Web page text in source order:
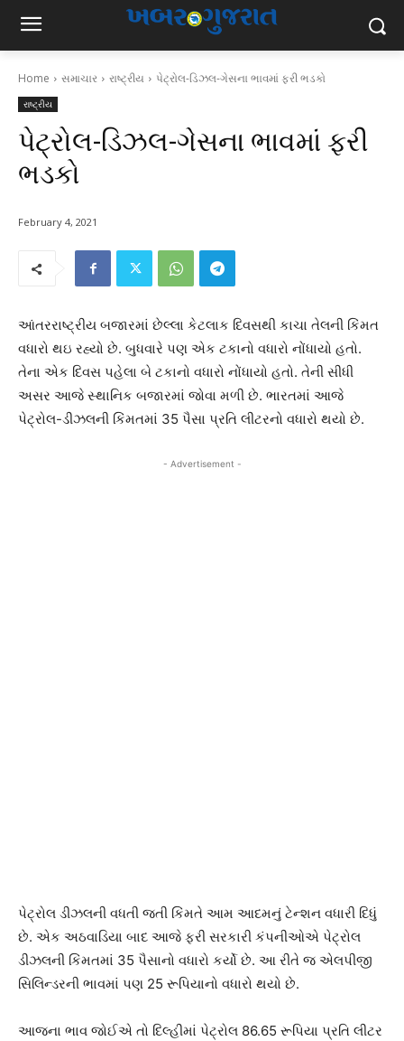
Home સમાચાર રાષ્ટ્રીય પેટ્રોલ-ડિઝલ-ગેસના ભાવમાં ફરી ભડકો
રાષ્ટ્રીય
પેટ્રોલ-ડિઝલ-ગેસના ભાવમાં ફરી
ભડકો
February 4, 2021
આંતરરાષ્ટ્રીય બજારમાં છેલ્લા કેટલાક દિવસથી કાચા તેલની કિંમત
વધારો થઇ રહ્યો છે. બુધવારે પણ એક ટકાનો વધારો નોંધાયો હતો.
તેના એક દિવસ પહેલા બે ટકાનો વધારો નોંધાયો હતો. તેની સીધી
અસર આજે સ્થાનિક બજારમાં જોવા મળી છે. ભારતમાં આજે
પેટ્રોલ-ડીઝલની કિંમતમાં 35 પૈસા પ્રતિ લીટરનો વધારો થયો છે.
- Advertisement -
પેટ્રોલ ડીઝલની વધતી જતી કિંમતે આમ આદમનું ટેન્શન વધારી દિધું
છે. એક અઠવાડિયા બાદ આજે ફરી સરકારી કંપનીઓએ પેટ્રોલ
ડીઝલની કિંમતમાં 35 પૈસાનો વધારો કર્યો છે. આ રીતે જ એલપીજી
સિલિન્ડરની ભાવમાં પણ 25 રૂપિયાનો વધારો થયો છે.
આજના ભાવ જોઈએ તો દિલ્હીમાં પેટ્રોલ 86.65 રૂપિયા પ્રતિ લીટર